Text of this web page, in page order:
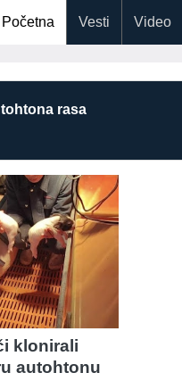
Početna Vesti Video
rasa
klonirali
autohtonu